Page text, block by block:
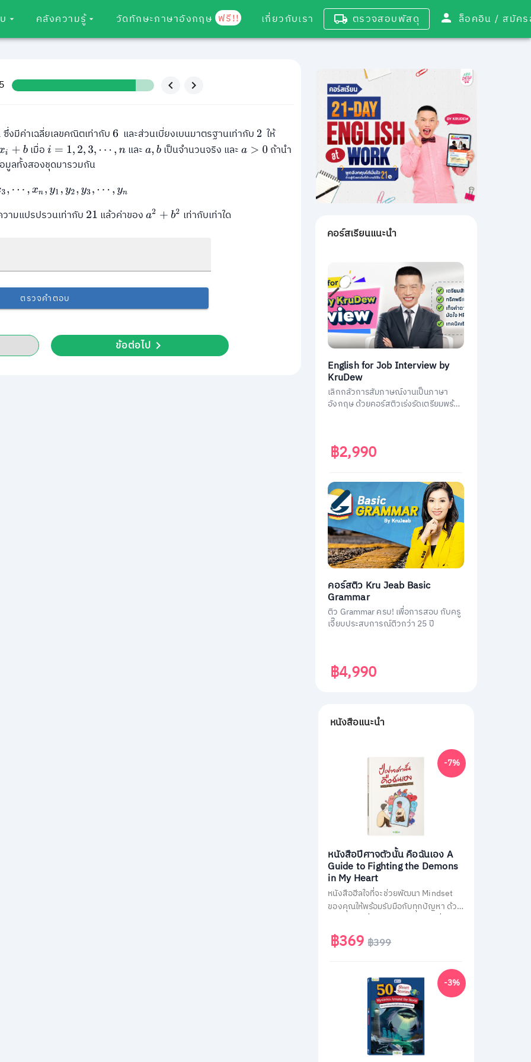
คลังความรู้ วัดทักษะภาษาอังกฤษ ฟรี!! เกี่ยวกับเรา ตรวจสอบพัสดุ ล็อคอิน /
ซึ่งมีค่าเฉลี่ยเลขคณิตเท่ากับ6 และส่วนเบี่ยงเบนมาตรฐานเท่ากับ 2 ให้
เมื่อi=1, 2,3,⋯,n และa,bเป็นจำนวนจริง และa>0
ถ้านำ
มูลทั้งสองชุดมารวมกัน
2, x3 ,⋯,xn,y1,y2,y3,⋯,y n
วามแปรปรวนเท่ากับ 21 แล้วค่าของa2 +b 2 เท่ากับเท่าใด
ตรวจคำตอบ
ข้อต่อไป
คอร์สเรียนแนะนำ
English for Job Interview by
KruDew
เลิกกลัวการสัมภาษณ์งานเป็นภาษา
อังกฤษ ด้วยคอร์สติวเร่งรัดเตรียมพร้อม
฿2,990
คอร์สติว Kru Jeab Basic
Grammar
ติว Grammar ครบ! เพื่อการสอบ กับครู
เจี๊ยบประสบการณ์ติวกว่า 25 ปี
฿4,990
หนังสือแนะนำ
หนังสือปีศาจตัวนั้น คือฉันเอง A
Guide to Fighting the Demons
in My Heart
หนังสือฮีลใจที่จะช่วยพัฒนา Mindset
ของคุณให้พร้อมรับมือกับทุกปัญหา ด้วย
พร้อมรับฟรี! แบบทดสอบจิตวิทยาที่จะ
ช่วยทำให้คุณเข้าใจตัวเองได้ดียิ่งขึ้น
-7%
฿369฿399
-3%